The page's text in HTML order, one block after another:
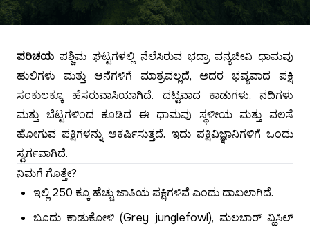
ಪರಿಚಯ ಪಶ್ಚಿಮ ಘಟ್ಟಗಳಲ್ಲಿ ನೆಲೆಸಿರುವ ಭದ್ರಾ ವನ್ಯಜೀವಿ ಧಾಮವು
ಹುಲಿಗಳು ಮತ್ತು ಆನೆಗಳಿಗೆ ಮಾತ್ರವಲ್ಲದೆ, ಅದರ ಭವ್ಯವಾದ ಪಕ್ಷಿ
ಸಂಕುಲಕ್ಕೂ ಹೆಸರುವಾಸಿಯಾಗಿದೆ. ದಟ್ಟವಾದ ಕಾಡುಗಳು, ನದಿಗಳು
ಮತ್ತು ಬೆಟ್ಟಗಳಿಂದ ಕೂಡಿದ ಈ ಧಾಮವು ಸ್ಥಳೀಯ ಮತ್ತು ವಲಸೆ
ಹೋಗುವ ಪಕ್ಷಿಗಳನ್ನು ಆಕರ್ಷಿಸುತ್ತದೆ. ಇದು ಪಕ್ಷಿವಿಜ್ಞಾನಿಗಳಿಗೆ ಒಂದು
ಸ್ವರ್ಗವಾಗಿದೆ.
ನಿಮಗೆ ಗೊತ್ತೇ?
ಇಲ್ಲಿ 250 ಕ್ಕೂ ಹೆಚ್ಚು ಜಾತಿಯ ಪಕ್ಷಿಗಳಿವೆ ಎಂದು ದಾಖಲಾಗಿದೆ.
ಬೂದು ಕಾಡುಕೋಳಿ (Grey junglefowl), ಮಲಬಾರ್ ವ್ಹಿಸಿಲ್